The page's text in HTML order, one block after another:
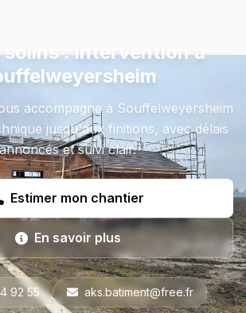
solins : intervention à
accompagne à Souffelweyersheim
jusqu'aux finitions, avec délais
annoncés et suivi clair.
Estimer mon chantier
En savoir plus
92 55 aks.batiment@free.fr